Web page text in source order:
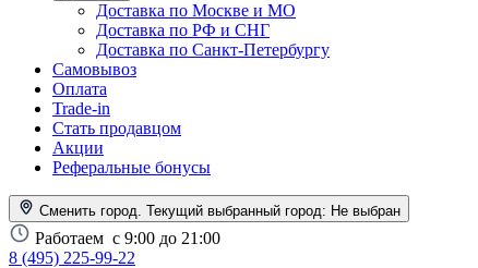
Доставка по Москве и МО
Доставка по РФ и СНГ
Доставка по Санкт-Петербургу
Самовывоз
Оплата
Trade-in
Стать продавцом
Акции
Реферальные бонусы
Сменить город. Текущий выбранный город: Не выбран
Работаем с 9:00 до 21:00
8 (495) 225-99-22